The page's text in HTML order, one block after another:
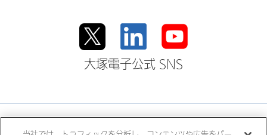
大塚電子公式 SNS
大塚ホールディングス